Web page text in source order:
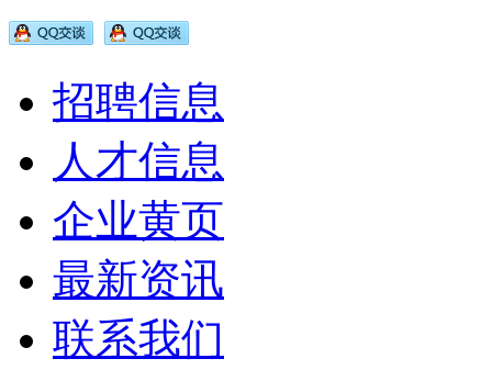
招聘信息
人才信息
企业黄页
最新资讯
联系我们